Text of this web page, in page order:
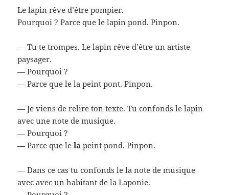
Le lapin rêve d’être pompier.
Pourquoi ? Parce que le lapin pond. Pinpon.
— Tu te trompes. Le lapin rêve d’être un artiste
paysager.
— Pourquoi ?
— Parce que le la peint pont. Pinpon.
— Je viens de relire ton texte. Tu confonds le lapin
avec une note de musique.
— Pourquoi ?
— Parce que lela peint pond. Pinpon.
— Dans ce cas tu confonds le la note de musique
avec avec un habitant de la Laponie.